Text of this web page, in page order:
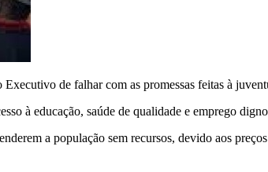
de falhar com as promessas feitas à
à educação, saúde de qualidade e emprego
a população sem recursos, devido aos